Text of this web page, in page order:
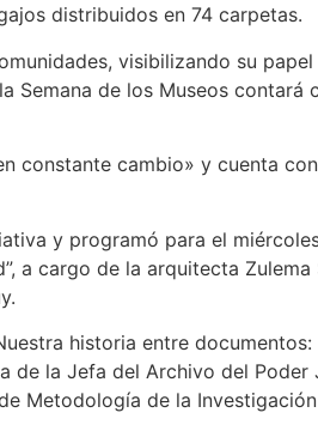
distribuidos en 74 carpetas.
visibilizando su
de los Museos
constante cambio» y cuenta
y programó para el
a cargo de la arquitecta
historia entre
de la Jefa del Archivo del
Metodología de la